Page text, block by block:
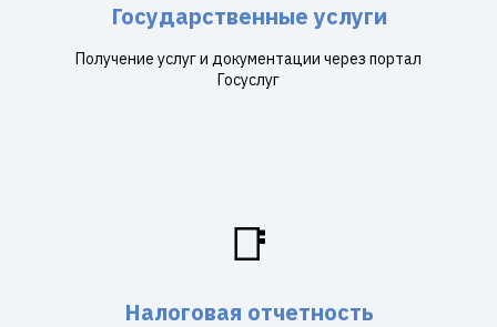
Государственные услуги
Получение услуг и документации через портал
Госуслуг
📑
Налоговая отчетность